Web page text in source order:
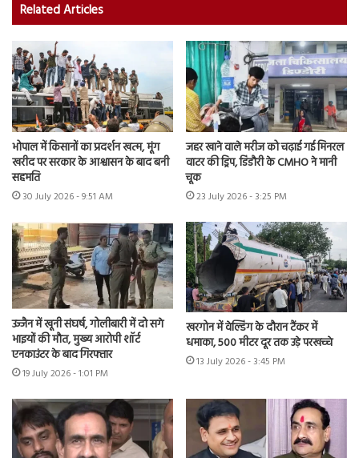
Related Articles
भोपाल में किसानों का प्रदर्शन खत्म, मूंग
खरीद पर सरकार के आश्वासन के बाद बनी
सहमति
30 July 2026 - 9:51 AM
जहर खाने वाले मरीज को चढ़ाई गई मिनरल
वाटर की ड्रिप, डिंडौरी के CMHO ने मानी
चूक
23 July 2026 - 3:25 PM
उज्जैन में खूनी संघर्ष, गोलीबारी में दो सगे
भाइयों की मौत, मुख्य आरोपी शॉर्ट
एनकाउंटर के बाद गिरफ्तार
19 July 2026 - 1:01 PM
खरगोन में वेल्डिंग के दौरान टैंकर में
धमाका, 500 मीटर दूर तक उड़े परखच्चे
13 July 2026 - 3:45 PM